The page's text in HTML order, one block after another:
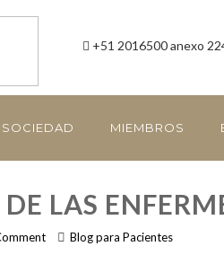
+51 2016500 anexo
SOCIEDAD MIEMBROS
LAS
Blog para Pacientes